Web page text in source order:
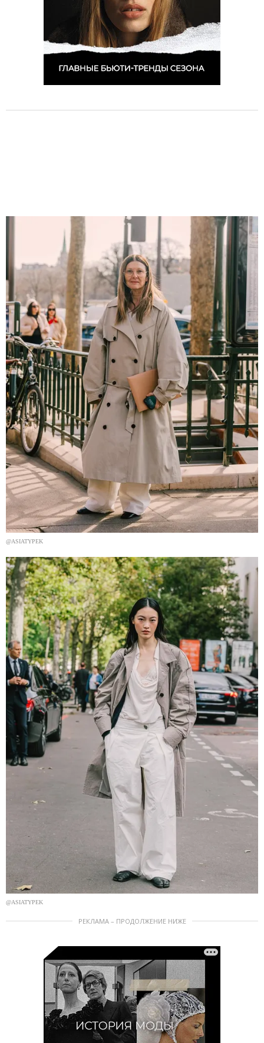
@ASIATYPEK
@ASIATYPEK
РЕКЛАМА – ПРОДОЛЖЕНИЕ НИЖЕ